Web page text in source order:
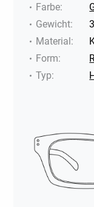
Farbe:
Gewicht:
Material:
Form:
Typ: